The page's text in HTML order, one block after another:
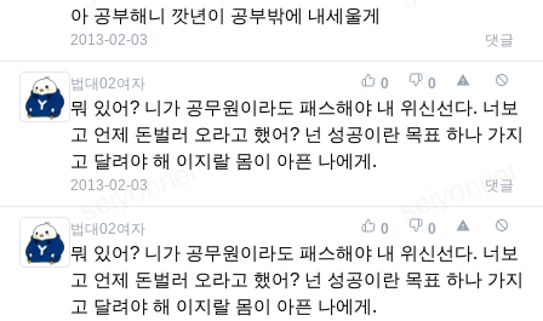
아 공부해니 깟년이 공부밖에 내세울게
2013-02-03 댓글
법대02여자 0 0
뭐 있어? 니가 공무원이라도 패스해야 내 위신선다. 너보
고 언제 돈벌러 오라고 했어? 넌 성공이란 목표 하나 가지
고 달려야 해 이지랄 몸이 아픈 나에게.
2013-02-03 댓글
법대02여자 0 0
뭐 있어? 니가 공무원이라도 패스해야 내 위신선다. 너보
고 언제 돈벌러 오라고 했어? 넌 성공이란 목표 하나 가지
고 달려야 해 이지랄 몸이 아픈 나에게.